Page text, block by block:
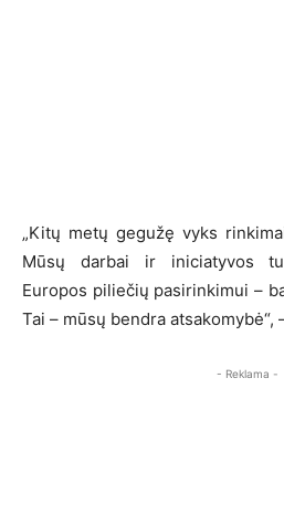
„Kitų metų gegužę vyks
Mūsų darbai ir iniciatyvos
Europos piliečių pasirinkimui –
Tai – mūsų bendra atsakomybė“,
- Reklama -